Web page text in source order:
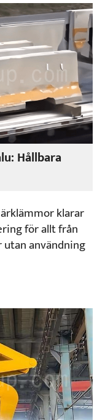
Hållbara
klarar
för allt från
användning